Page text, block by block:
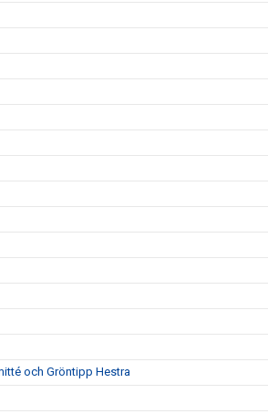
och Gröntipp Hestra